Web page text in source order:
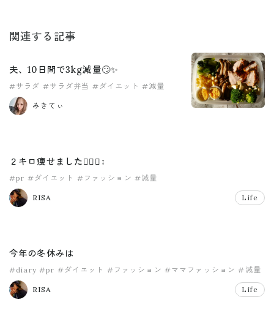
関連する記事
夫、10日間で3kg減量🙄✨️
#サラダ #サラダ弁当 #ダイエット #減量
みきてぃ
２キロ痩せました✌🏽🙂‍↕️
#pr #ダイエット #ファッション #減量
RISA Life
今年の冬休みは
#diary #pr #ダイエット #ファッション #ママファッション #減量
RISA Life